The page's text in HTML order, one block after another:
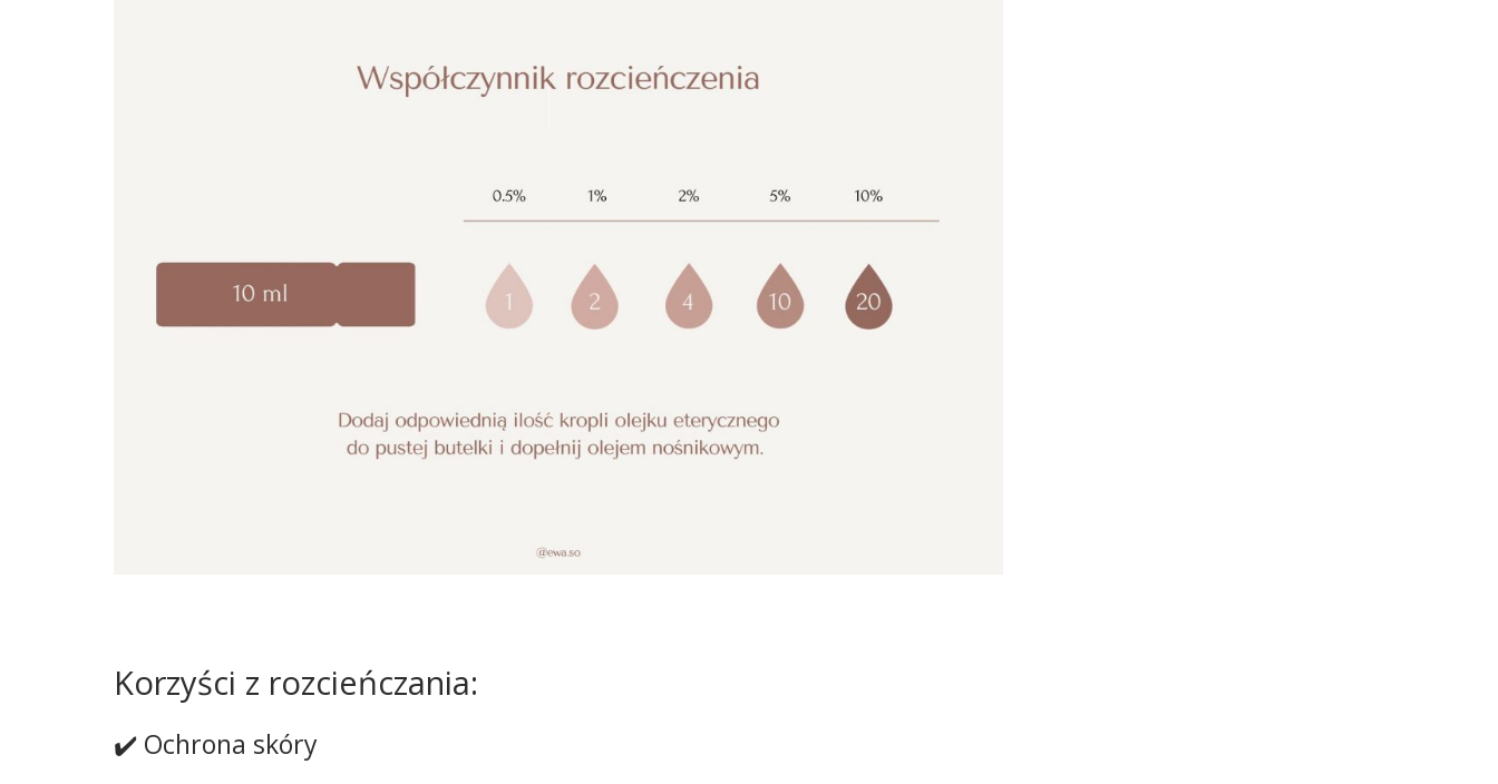
Korzyści z rozcieńczania:
✔️ Ochrona skóry